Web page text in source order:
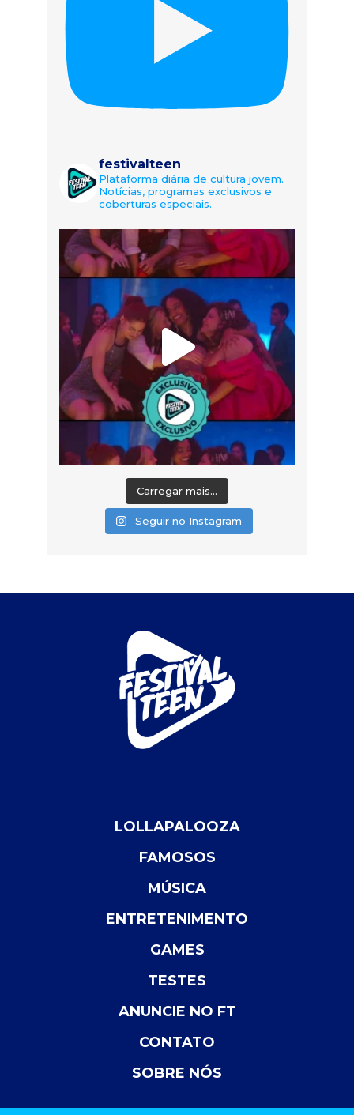
festivalteen
Plataforma diária de cultura jovem.
Notícias, programas exclusivos e
coberturas especiais.
Carregar mais...
Seguir no Instagram
LOLLAPALOOZA
FAMOSOS
MÚSICA
ENTRETENIMENTO
GAMES
TESTES
ANUNCIE NO FT
CONTATO
SOBRE NÓS